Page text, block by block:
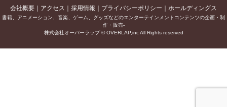
会社概要 アクセス 採用情報 プライバシーポリシー ホールディングス
書籍、アニメーション、音楽、ゲーム、グッズなどのエンターテインメントコンテンツの企画・制
作・販売-
株式会社オーバーラップ © OVERLAP,inc All Rights reserved